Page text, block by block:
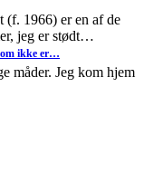
(f. 1966) er en af de
jeg er stødt…
ikke er…
måder. Jeg kom hjem